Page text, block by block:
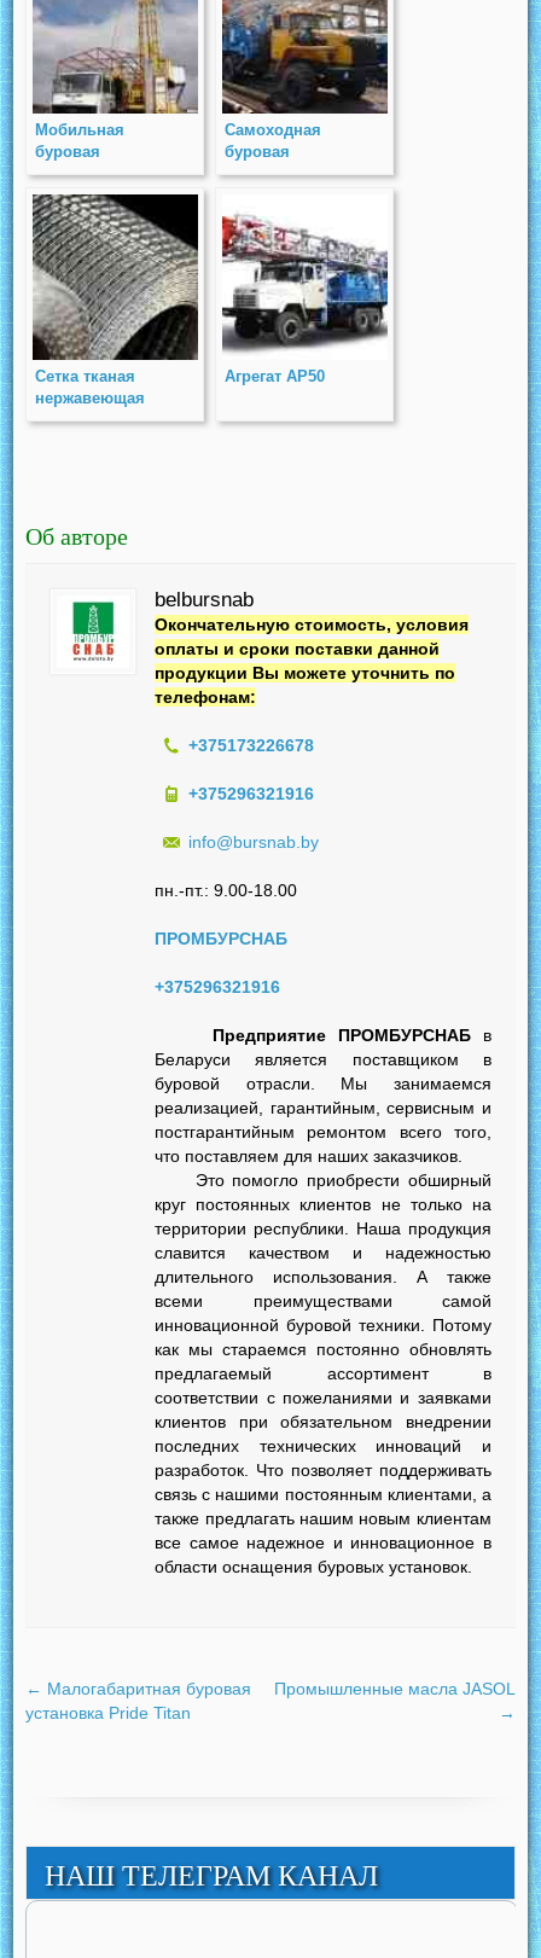
Мобильная
буровая
установка
МБУ-160
Самоходная
буровая
установка 1БА15
Сетка тканая
нержавеющая
Агрегат АР50
Об авторе
belbursnab
Окончательную стоимость, условия
оплаты и сроки поставки данной
продукции Вы можете уточнить по
телефонам:
+375173226678
+375296321916
info@bursnab.by
пн.-пт.: 9.00-18.00
ПРОМБУРСНАБ
+375296321916
Предприятие ПРОМБУРСНАБ в
Беларуси является поставщиком в
буровой отрасли. Мы занимаемся
реализацией, гарантийным, сервисным и
постгарантийным ремонтом всего того,
что поставляем для наших заказчиков.
Это помогло приобрести обширный
круг постоянных клиентов не только на
территории республики. Наша продукция
славится качеством и надежностью
длительного использования. А также
всеми преимуществами самой
инновационной буровой техники. Потому
как мы стараемся постоянно обновлять
предлагаемый ассортимент в
соответствии с пожеланиями и заявками
клиентов при обязательном внедрении
последних технических инноваций и
разработок. Что позволяет поддерживать
связь с нашими постоянным клиентами, а
также предлагать нашим новым клиентам
все самое надежное и инновационное в
области оснащения буровых установок.
← Малогабаритная буровая
установка Pride Titan
Промышленные масла JASOL
→
НАШ ТЕЛЕГРАМ КАНАЛ